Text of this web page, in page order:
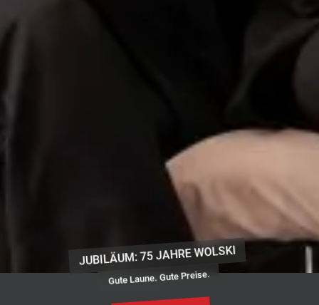
JUBILÄUM: 75 JAHRE WOLSKI
Gute Laune. Gute Preise.